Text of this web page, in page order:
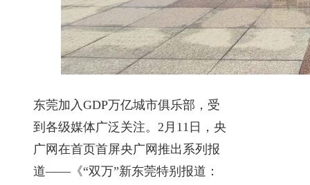
东莞加入GDP万亿城市俱乐部，受
到各级媒体广泛关注。2月11日，央
广网在首页首屏央广网推出系列报
道——《“双万”新东莞特别报道：